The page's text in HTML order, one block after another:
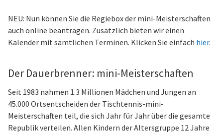
NEU: Nun können Sie die Regiebox der mini-Meisterschaften
auch online beantragen. Zusätzlich bieten wir einen
Kalender mit sämtlichen Terminen. Klicken Sie einfach hier.
Der Dauerbrenner: mini-Meisterschaften
Seit 1983 nahmen 1.3 Millionen Mädchen und Jungen an
45.000 Ortsentscheiden der Tischtennis-mini-
Meisterschaften teil, die sich Jahr für Jahr über die gesamte
Republik verteilen. Allen Kindern der Altersgruppe 12 Jahre